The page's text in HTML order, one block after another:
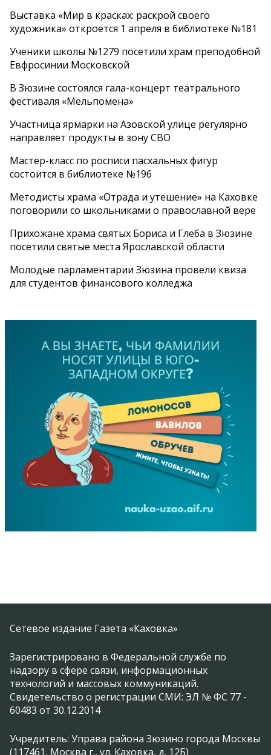
Выставка «Мир в красках: раскрой своего
художника» откроется 1 апреля в библиотеке №181
Ученики школы №1279 посетили храм преподобной
Евфросинии Московской
В Зюзине состоялся гала-концерт театрального
фестиваля «Мельпомена»
Участница ярмарки на Азовской улице регулярно
направляет продукты в зону СВО
Мастер-класс по росписи пасхальных фигур
состоится в библиотеке №196
Методисты храма «Отрада и утешение» на Каховке
поговорили со школьниками о православной вере
Прихожане храма святых Бориса и Глеба в Зюзине
посетили святые места Ярославской области
Молодые парламентарии Зюзина провели квиза
для студентов финансового колледжа
Сетевое издание Газета «Каховка»
Зарегистрировано в Федеральной службе по
надзору в сфере связи, информационных
технологий и массовых коммуникаций.
Свидетельство о регистрации СМИ: ЭЛ № ФС 77 -
60483 от 30.12.2014
Учредитель: Управа района Зюзино города Москвы
(117461, Москва г., ул. Каховка, д. 12Б)